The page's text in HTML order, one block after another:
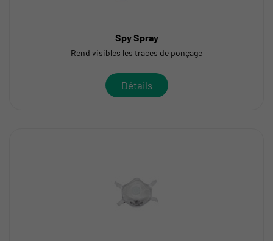
Spy Spray
Rend visibles les traces de ponçage
Détails